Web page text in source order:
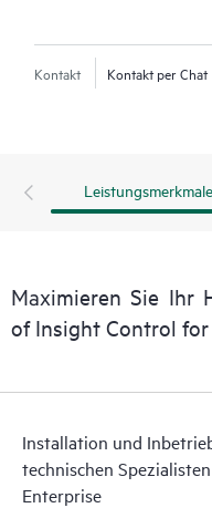
• HPE OneView
• HPE Event Manager
Die folgenden
installiert:
Die folgenden
(System Center Virtual
Hinweis: Für HPE
System Center, HPE
Management Pack) und
Kontakt Kontakt per Chat
Leistungsmerkmale
Maximieren Sie Ihr
of Insight Control
Installation und
technischen
Enterprise